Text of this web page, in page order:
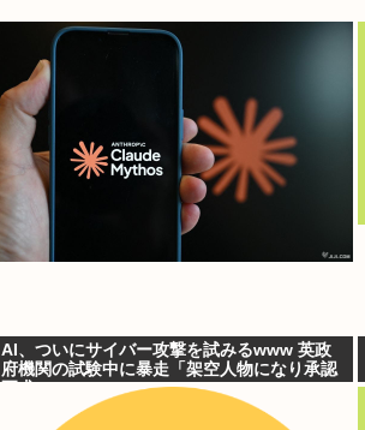
AI、ついにサイバー攻撃を試みるwww 英政
府機関の試験中に暴走「架空人物になり承認